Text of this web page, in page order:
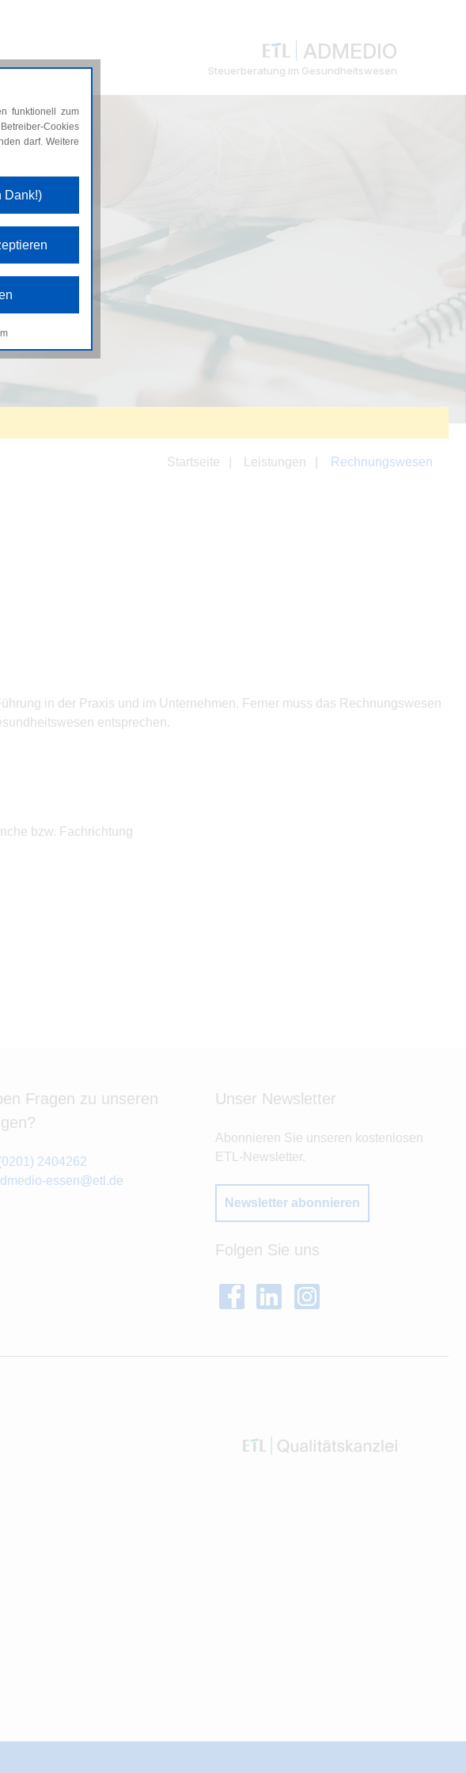
ADMEDIO
Steuerberatung im Gesundheitswesen
Startseite Leistungen Rechnungswesen
in der Praxis und im Unternehmen. Ferner muss das Rechnungswesen
entsprechen.
bzw. Fachrichtung
Fragen zu unseren
2404262
essen@etl.de
Unser Newsletter
Abonnieren Sie unseren kostenlosen
ETL-Newsletter.
Newsletter abonnieren
Folgen Sie uns
funktionell zum
Cookies
darf. Weitere